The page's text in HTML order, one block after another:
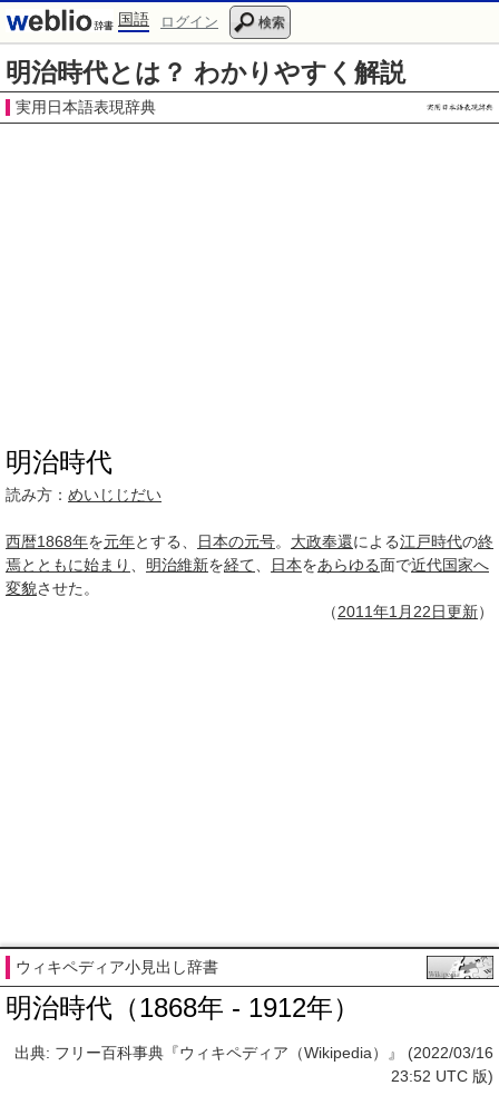
国語 ログイン 検索
明治時代とは？ わかりやすく解説
実用日本語表現辞典
明治時代
読み方： めいじじだい
西暦1868年を元年とする、 日本の元号。 大政奉還による江戸時代の終
焉とともに始まり 明治維新を経て 日本をあらゆる面で近代国家へ
変貌させた。
（2011年1月 22日更新）
ウィキペディア小見出し辞書
明治時代（1868年 - 1912年）
出典: フリー百科事典『ウィキペディア（Wikipedia）』 (2022/03/16
23:52 UTC 版)